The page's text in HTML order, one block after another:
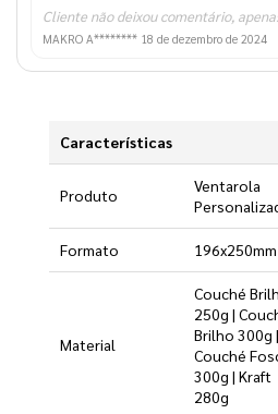
Cliente não deixou comentário,
MAKRO A******** 18 de dezembro de 2024
Características
Produto
Ventarola
Formato 196x250mm
Material
Couché
250g |
Brilho 300g |
Couché
300g | Kraft
280g